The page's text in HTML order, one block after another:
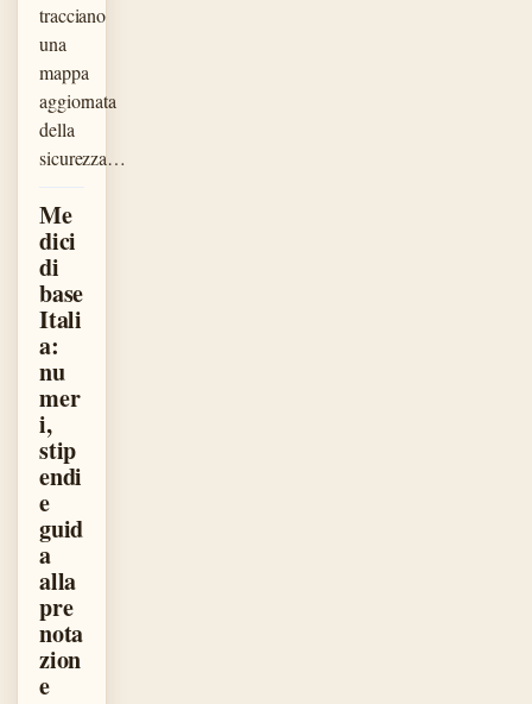
tracciano
una
mappa
aggiornata
della
sicurezza…
Me
dici
di
base
Itali
a:
nu
mer
i,
stip
endi
e
guid
a
alla
pre
nota
zion
e